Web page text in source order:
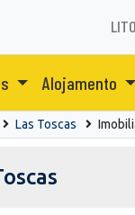
Alojamento
Las Toscas